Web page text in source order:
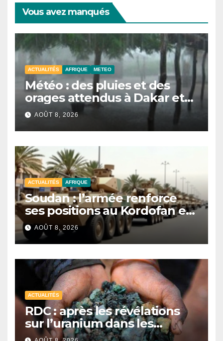
Vous avez manqués
ACTUALITÉS AFRIQUE METEO
Météo : des pluies et des
orages attendus à Dakar et
dans plusieurs localités ce
samedi
AOÛT 8, 2026
ACTUALITÉS AFRIQUE
Soudan : l’armée renforce
ses positions au Kordofan et
au Darfour avec des blindés
financés par Riyad
AOÛT 8, 2026
ACTUALITÉS
RDC : après les révélations
sur l’uranium dans les
exportations de cobalt,